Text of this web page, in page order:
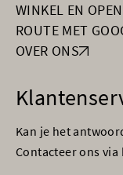
WINKEL EN
ROUTE MET
OVER ONS
Kan je het
Contacteer ons